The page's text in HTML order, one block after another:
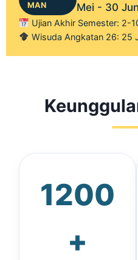
MAN
Mei - 30
Ujian Akhir Semester: 2-
Wisuda Angkatan 26: 25
1200
+